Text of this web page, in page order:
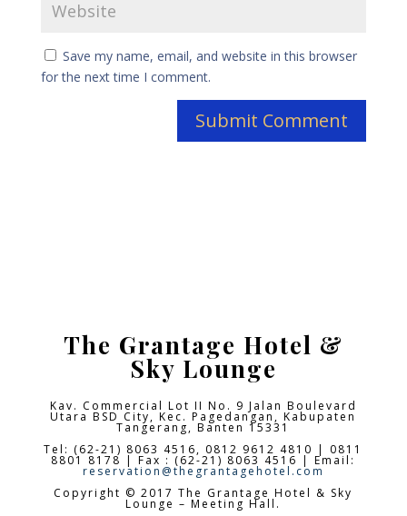
Save my name, email, and website in this browser
for the next time I comment.
The Grantage Hotel &
Sky Lounge
Kav. Commercial Lot II No. 9 Jalan Boulevard
Utara BSD City,Kec. Pagedangan, Kabupaten
Tangerang, Banten 15331
Tel: (62-21) 8063 4516, 0812 9612 4810 | 0811
8801 8178 | Fax : (62-21) 8063 4516 | Email:
reservation@thegrantagehotel.com
Copyright © 2017 The Grantage Hotel & Sky
Lounge – Meeting Hall.